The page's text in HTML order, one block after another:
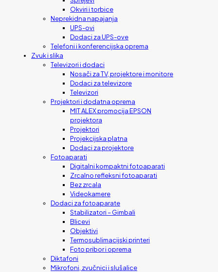
Okviri i torbice
Neprekidna napajanja
UPS-ovi
Dodaci za UPS-ove
Telefoni i konferencijska oprema
Zvuk i slika
Televizori i dodaci
Nosači za TV, projektore i monitore
Dodaci za televizore
Televizori
Projektori i dodatna oprema
MIT ALEX promocija EPSON
projektora
Projektori
Projekcijska platna
Dodaci za projektore
Fotoaparati
Digitalni kompaktni fotoaparati
Zrcalno refleksni fotoaparati
Bez zrcala
Videokamere
Dodaci za fotoaparate
Stabilizatori – Gimbali
Blicevi
Objektivi
Termosublimacijski printeri
Foto pribor i oprema
Diktafoni
Mikrofoni, zvučnici i slušalice